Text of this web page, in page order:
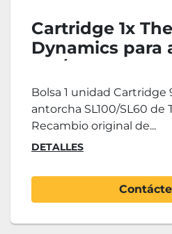
Cartridge 1x
Dynamics para
100/SL-60
Bolsa 1 unidad Cartridge
antorcha SL100/SL60 de
Recambio original de...
DETALLES